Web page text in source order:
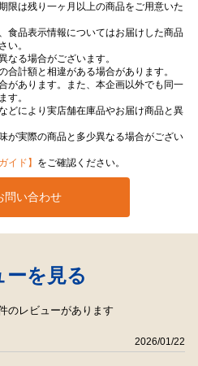
限は残り一ヶ月以上の商品をご用意いた
食品表示情報についてはお届けした商品
い。
なる場合がございます。
合計額と相違がある場合があります。
があります。また、本企画以外でも同一
す。
どにより実店舗在庫品やお届け商品と異
が実際の商品と多少異なる場合がござい
イド】 をご確認ください。
問い合わせ
ーを見る
のレビューがあります
2026/01/22